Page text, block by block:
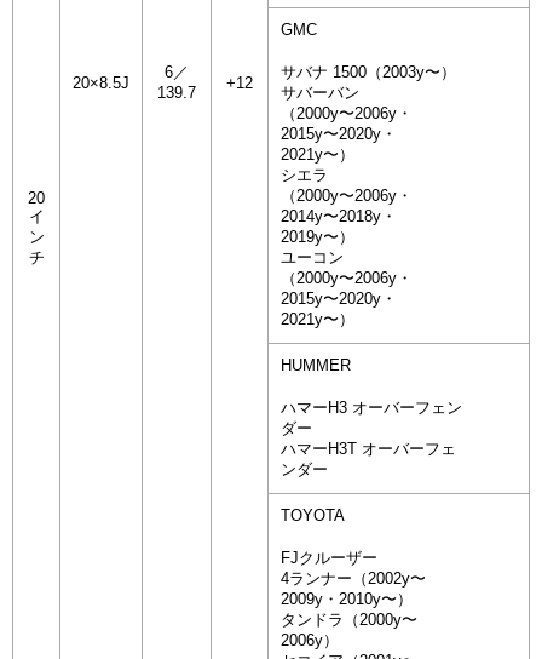
20
イ
ン
チ
20×8.5J
6／
139.7
+12
GMC
サバナ 1500（2003y〜）
サバーバン
（2000y〜2006y・
2015y〜2020y・
2021y〜）
シエラ
（2000y〜2006y・
2014y〜2018y・
2019y〜）
ユーコン
（2000y〜2006y・
2015y〜2020y・
2021y〜）
HUMMER
ハマーH3 オーバーフェン
ダー
ハマーH3T オーバーフェ
ンダー
TOYOTA
FJクルーザー
4ランナー（2002y〜
2009y・2010y〜）
タンドラ（2000y〜
2006y）